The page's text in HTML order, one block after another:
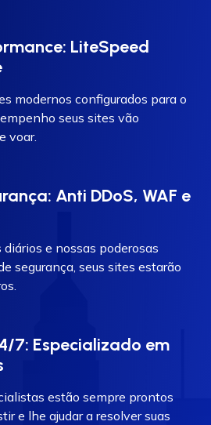
LiteSpeed
modernos configurados para o
seus sites vão
voar.
Anti DDoS, WAF e
diários e nossas poderosas
segurança, seus sites estarão
7: Especializado em
estão sempre prontos
e lhe ajudar a resolver suas